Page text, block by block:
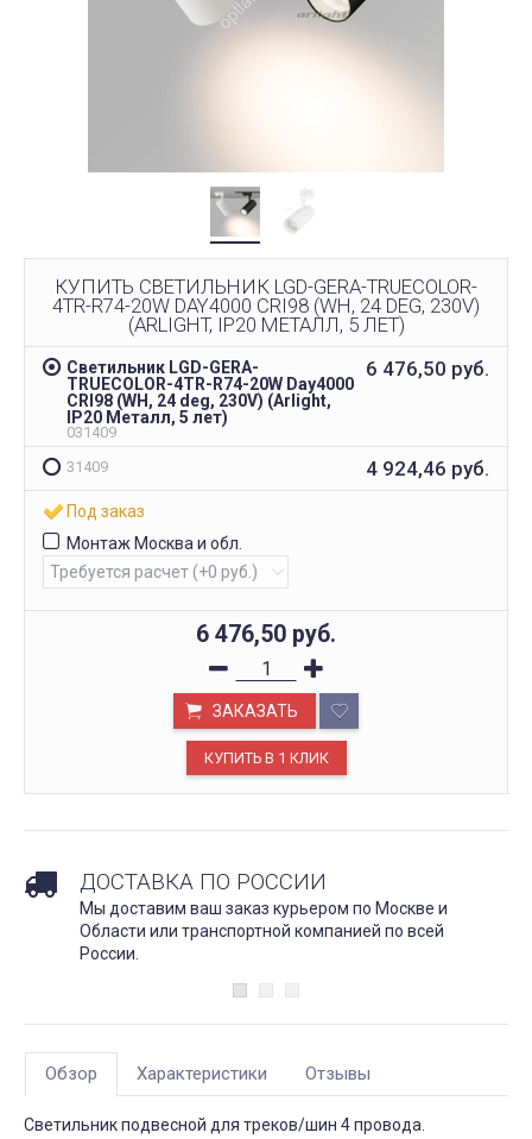
КУПИТЬ СВЕТИЛЬНИК LGD-GERA-TRUECOLOR-
4TR-R74-20W DAY4000 CRI98 (WH, 24 DEG, 230V)
(ARLIGHT, IP20 МЕТАЛЛ, 5 ЛЕТ)
Светильник LGD-GERA-
TRUECOLOR-4TR-R74-20W Day4000
CRI98 (WH, 24 deg, 230V) (Arlight,
IP20 Металл, 5 лет)
031409
6 476,50 руб.
31409 4 924,46 руб.
Под заказ
Монтаж Москва и обл.
6 476,50 руб.
ЗАКАЗАТЬ
ДОСТАВКА ПО РОССИИ
Мы доставим ваш заказ курьером по Москве и
Области или транспортной компанией по всей
России.
Обзор Характеристики Отзывы
Светильник подвесной для треков/шин 4 провода.